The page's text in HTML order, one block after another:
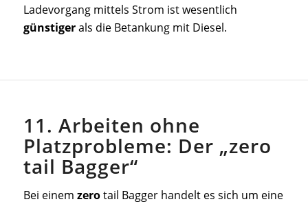
Ladevorgang mittels Strom ist wesentlich
günstigerals die Betankung mit Diesel.
11. Arbeiten ohne
Platzprobleme: Der „zero
tail Bagger“
Bei einem zerotail Bagger handelt es sich um eine